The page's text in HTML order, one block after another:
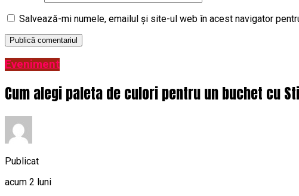
Salvează-mi numele, emailul și site-ul web în acest navigator
Eveniment
Cum alegi paleta de culori pentru un buchet cu
Publicat
acum 2 luni